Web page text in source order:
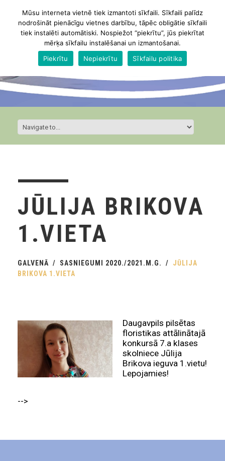
JŪLIJA BRIKOVA
1.VIETA
GALVENĀ SASNIEGUMI 2020./2021.M.G.
JŪLIJA
BRIKOVA 1.VIETA
Daugavpils pilsētas
floristikas attālinātajā
konkursā 7.a klases
skolniece Jūlija
Brikova ieguva 1.vietu!
Lepojamies!
-->
Mūsu interneta vietnē tiek izmantoti sīkfaili. Sīkfaili palīdz
nodrošināt pienācīgu vietnes darbību, tāpēc obligātie sīkfaili
tiek instalēti automātiski. Nospiežot “piekrītu”, jūs piekrītat
mērķa sīkfailu instalēšanai un izmantošanai.
Piekrītu
Nepiekrītu Sīkfailu politika